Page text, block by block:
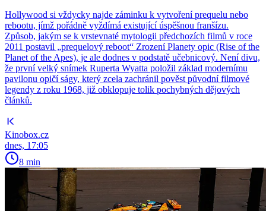
Hollywood si vždycky najde záminku k vytvoření prequelu nebo
rebootu, jímž pořádně vyždímá existující úspěšnou franšízu.
Způsob, jakým se k vrstevnaté mytologii předchozích filmů v roce
2011 postavil „prequelový reboot“ Zrození Planety opic (Rise of the
Planet of the Apes), je ale dodnes v podstatě učebnicový. Není divu,
že první velký snímek Ruperta Wyatta položil základ modernímu
pavilonu opičí ságy, který zcela zachránil pověst původní filmové
legendy z roku 1968, již obklopuje tolik pochybných dějových
článků.
Kinobox.cz
dnes, 17:05
8 min